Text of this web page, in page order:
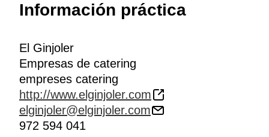
Información práctica
El Ginjoler
Empresas de catering
empreses catering
http://www.elginjoler.com
elginjoler@elginjoler.com
972 594 041